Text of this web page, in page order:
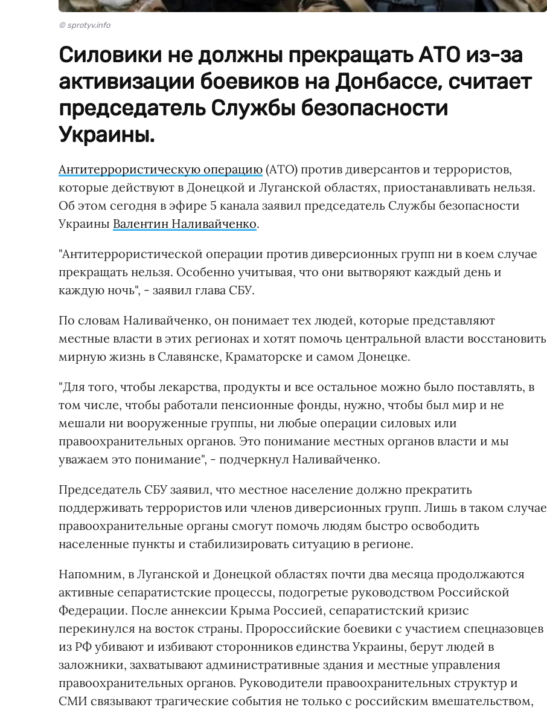
© sprotyv.info
Cиловики не должны прекращать АТО из-за
активизации боевиков на Донбассе, считает
председатель Службы безопасности
Украины.
Антитеррористическую операцию (АТО) против диверсантов и террористов,
которые действуют в Донецкой и Луганской областях, приостанавливать нельзя.
Об этом сегодня в эфире 5 канала заявил председатель Службы безопасности
Украины Валентин Наливайченко.
"Антитеррористической операции против диверсионных групп ни в коем случае
прекращать нельзя. Особенно учитывая, что они вытворяют каждый день и
каждую ночь", - заявил глава СБУ.
По словам Наливайченко, он понимает тех людей, которые представляют
местные власти в этих регионах и хотят помочь центральной власти восстановить
мирную жизнь в Славянске, Краматорске и самом Донецке.
"Для того, чтобы лекарства, продукты и все остальное можно было поставлять, в
том числе, чтобы работали пенсионные фонды, нужно, чтобы был мир и не
мешали ни вооруженные группы, ни любые операции силовых или
правоохранительных органов. Это понимание местных органов власти и мы
уважаем это понимание", - подчеркнул Наливайченко.
Председатель СБУ заявил, что местное население должно прекратить
поддерживать террористов или членов диверсионных групп. Лишь в таком случае
правоохранительные органы смогут помочь людям быстро освободить
населенные пункты и стабилизировать ситуацию в регионе.
Напомним, в Луганской и Донецкой областях почти два месяца продолжаются
активные сепаратистские процессы, подогретые руководством Российской
Федерации. После аннексии Крыма Россией, сепаратистский кризис
перекинулся на восток страны. Пророссийские боевики с участием спецназовцев
из РФ убивают и избивают сторонников единства Украины, берут людей в
заложники, захватывают административные здания и местные управления
правоохранительных органов. Руководители правоохранительных структур и
СМИ связывают трагические события не только с российским вмешательством,